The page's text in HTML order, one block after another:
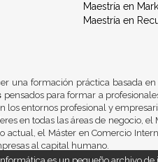
Maestría en
Maestría en
una formación práctica basada
pensados para formar a
los entornos profesional y
en todas las áreas de negocio,
el Máster en Comercio
al capital humano.